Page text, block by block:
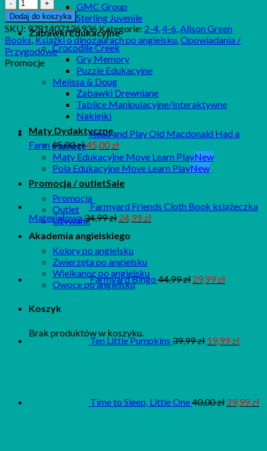
GMC Group
Sterling Juvenile
Zabawki Edukacyjne
Crocodile Creek
Gry Memory
Puzzle Edukacyjne
Melissa & Doug
Zabawki Drewniane
Tablice Manipulacyjne/Interaktywne
Naklejki
Maty Dydaktyczne
Pomoce
Maty Edukacyjne Move Learn Play
Pola Edukacyjne Move Learn Play
Promocja / outlet
Promocja
Outlet
Używane
Akademia angielskiego
Kolory po angielsku
Zwierzęta po angielsku
Wielkanoc po angielsku
Owoce po angielsku
Koszyk
Brak produktów w koszyku.
Never
Ask
a
Dinosaur
to
Dinner
Dodaj do koszyka
SKU: 9781407136936 Kategorie: 2-4,4-6,Alison Green
Books,Książki o dinozaurach po angielsku,Opowiadania /
Przygodowe
Promocje
Read and Play Old Macdonald Had a
Farm65,00zł45,00zł
Farmyard Friends Cloth Book książeczka
Materiałowa34,99zł 24,99zł
Farmyard Bingo 44,99zł 29,99zł
Ten Little Pumpkins 39,99zł 19,99zł
Time to Sleep, Little One40,00zł 29,99zł